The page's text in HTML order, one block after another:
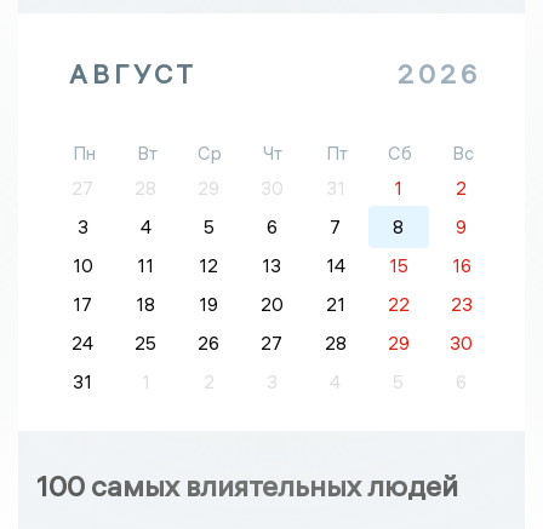
АВГУСТ 2026
Пн Вт Ср Чт Пт Сб
Вс
27
28 29 30 31 1
2
3
4 5 6 7 8
9
10
11 12 13 14 15
16
17
18 19 20 21 22
23
24
25 26 27 28 29
30
31
1 2 3 4 5 6
100 самых влиятельных людей